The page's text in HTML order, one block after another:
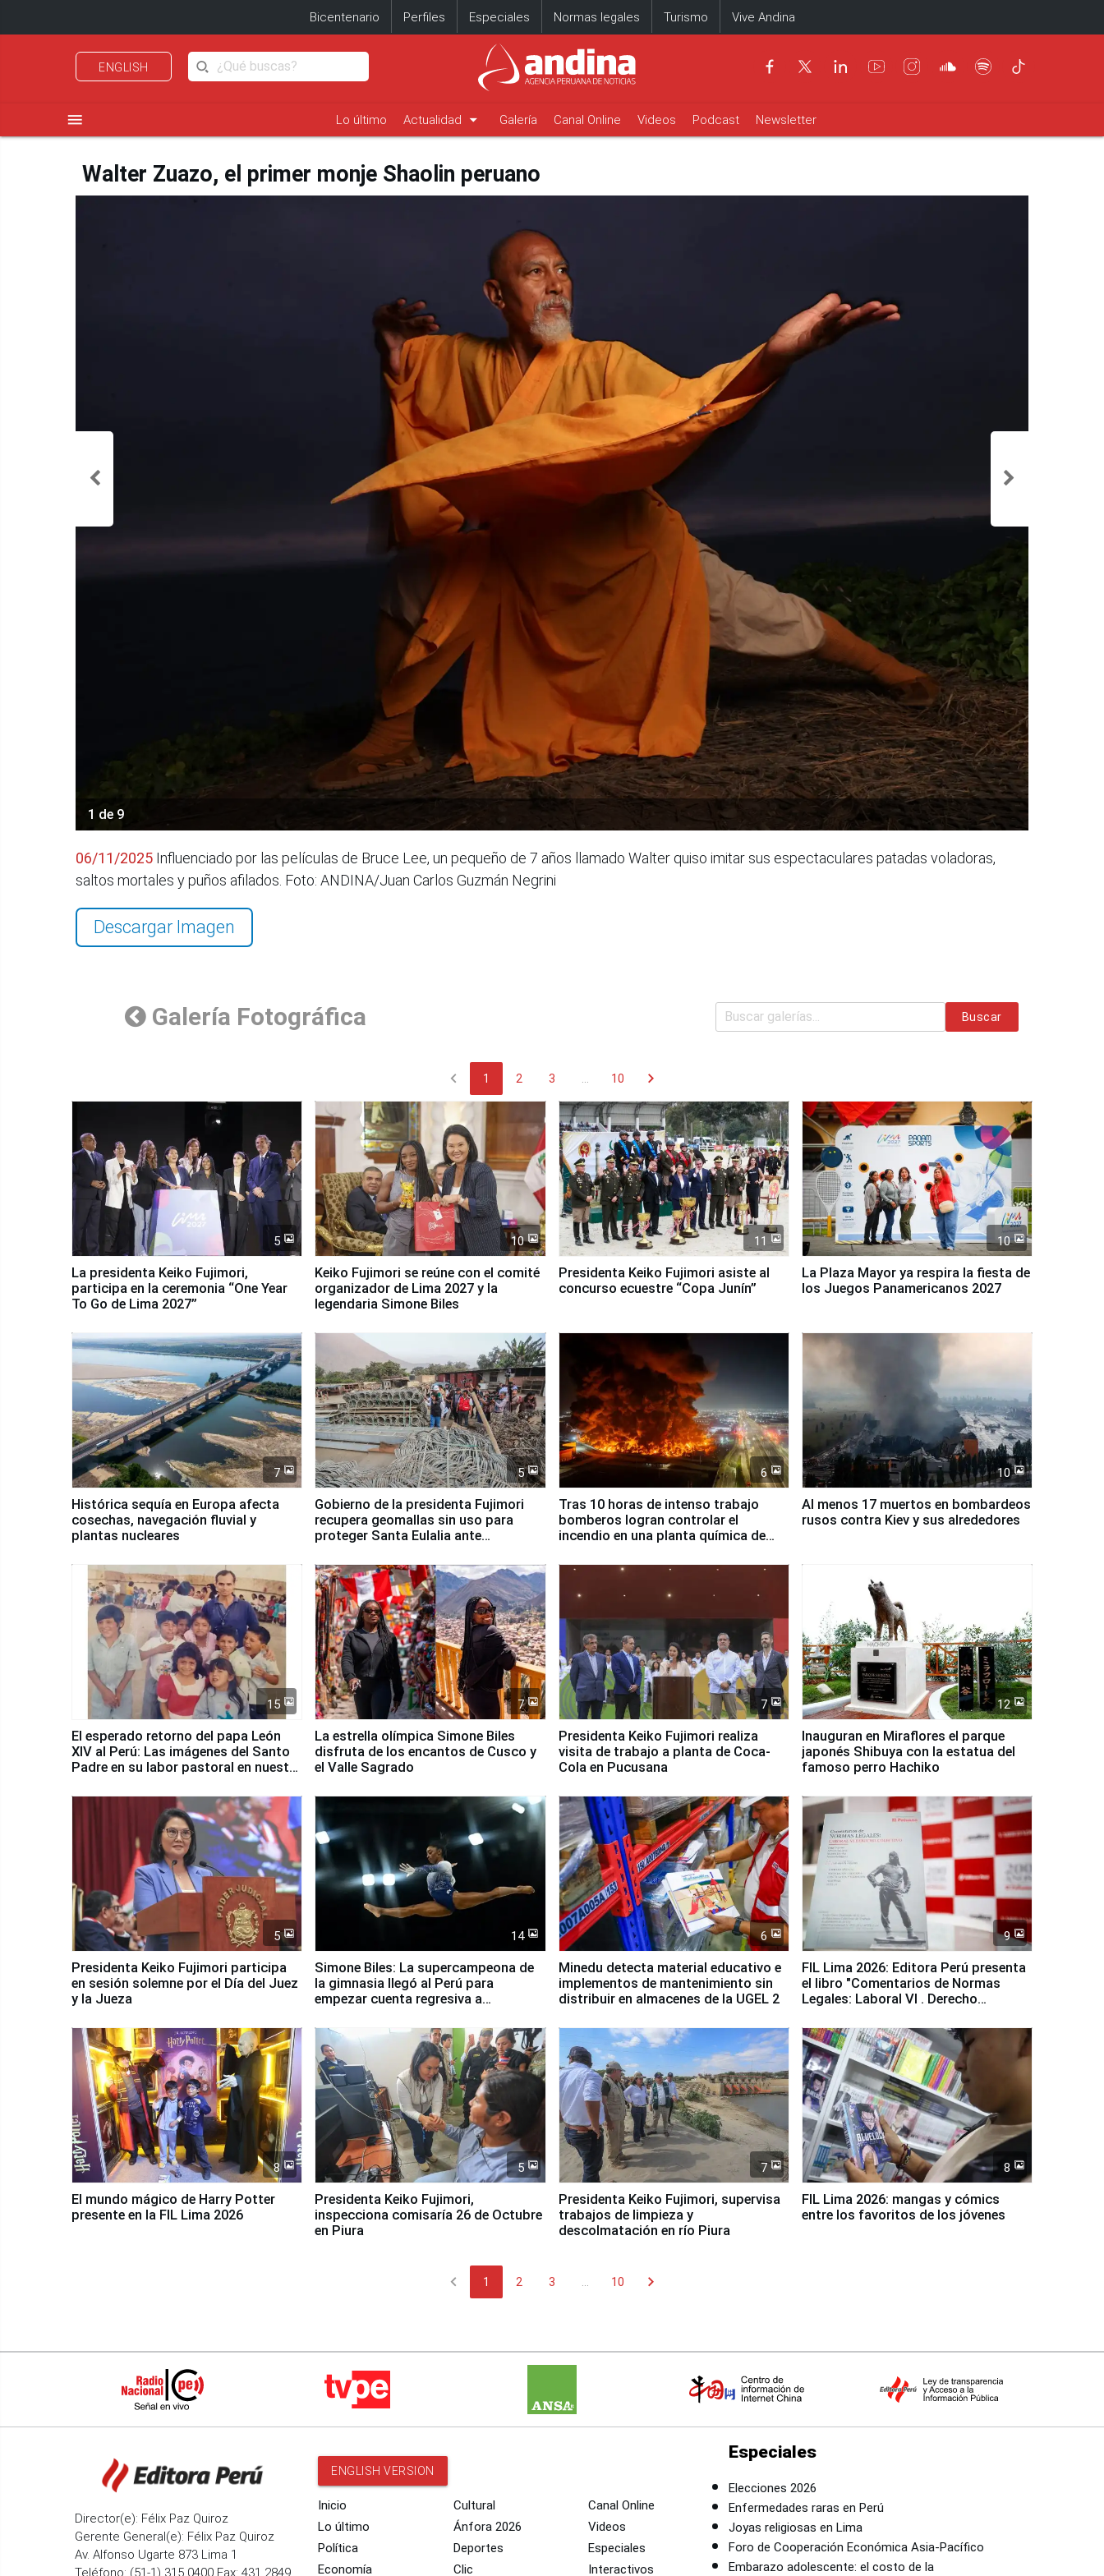
Bicentenario Perfiles Especiales Normas legales Turismo Vive Andina
ENGLISH
menu Lo último Actualidad arrow_drop_down Galería Canal Online Videos Podcast Newsletter
Walter Zuazo, el primer monje Shaolin peruano
1 de 9
06/11/2025 Influenciado por las películas de Bruce Lee, un pequeño de 7 años llamado Walter quiso imitar sus espectaculares patadas voladoras,
saltos mortales y puños afilados. Foto: ANDINA/Juan Carlos Guzmán Negrini
Descargar Imagen
Galería Fotográfica Buscar
chevron_left 1 2 3 10 chevron_right
5
La presidenta Keiko Fujimori,
participa en la ceremonia “One Year
To Go de Lima 2027”
10
Keiko Fujimori se reúne con el comité
organizador de Lima 2027 y la
legendaria Simone Biles
11
Presidenta Keiko Fujimori asiste al
concurso ecuestre “Copa Junín”
10
La Plaza Mayor ya respira la fiesta de
los Juegos Panamericanos 2027
7
Histórica sequía en Europa afecta
cosechas, navegación fluvial y
plantas nucleares
5
Gobierno de la presidenta Fujimori
recupera geomallas sin uso para
proteger Santa Eulalia ante
6
Tras 10 horas de intenso trabajo
bomberos logran controlar el
incendio en una planta química de
10
Al menos 17 muertos en bombardeos
rusos contra Kiev y sus alrededores
15
El esperado retorno del papa León
XIV al Perú: Las imágenes del Santo
Padre en su labor pastoral en nuestro
7
La estrella olímpica Simone Biles
disfruta de los encantos de Cusco y
el Valle Sagrado
7
Presidenta Keiko Fujimori realiza
visita de trabajo a planta de Coca-
Cola en Pucusana
12
Inauguran en Miraflores el parque
japonés Shibuya con la estatua del
famoso perro Hachiko
5
Presidenta Keiko Fujimori participa
en sesión solemne por el Día del Juez
y la Jueza
14
Simone Biles: La supercampeona de
la gimnasia llegó al Perú para
empezar cuenta regresiva a
6
Minedu detecta material educativo e
implementos de mantenimiento sin
distribuir en almacenes de la UGEL 2
9
FIL Lima 2026: Editora Perú presenta
el libro "Comentarios de Normas
Legales: Laboral Vl . Derecho
8
El mundo mágico de Harry Potter
presente en la FIL Lima 2026
5
Presidenta Keiko Fujimori,
inspecciona comisaría 26 de Octubre
en Piura
7
Presidenta Keiko Fujimori, supervisa
trabajos de limpieza y
descolmatación en río Piura
8
FIL Lima 2026: mangas y cómics
entre los favoritos de los jóvenes
chevron_left 1 2 3 10 chevron_right
Director(e): Félix Paz Quiroz
Gerente General(e): Félix Paz Quiroz
Av. Alfonso Ugarte 873 Lima 1
Teléfono: (51-1) 315 0400 Fax: 431 2849
ENGLISH VERSION
Inicio
Lo último
Política
Economía
Cultural
Ánfora 2026
Deportes
Clic
Canal Online
Videos
Especiales
Interactivos
Especiales
Elecciones 2026
Enfermedades raras en Perú
Joyas religiosas en Lima
Foro de Cooperación Económica Asia-Pacífico
Embarazo adolescente: el costo de la